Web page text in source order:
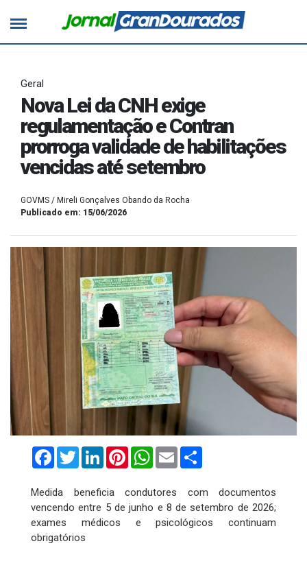
Geral
Nova Lei da CNH exige
regulamentação e Contran
prorroga validade de habilitações
vencidas até setembro
GOVMS / Mireli Gonçalves Obando da Rocha
Publicado em: 15/06/2026
FacebookTwitterLinkedInPinterestWhatsApp
Email
Medida beneficia condutores com documentos
vencendo entre 5 de junho e 8 de setembro de 2026;
exames médicos e psicológicos continuam
obrigatórios